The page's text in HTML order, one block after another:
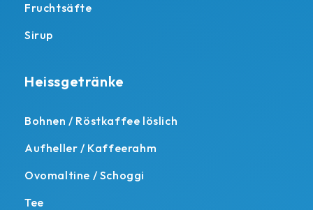
Fruchtsäfte
Sirup
Heissgetränke
Bohnen / Röstkaffee löslich
Aufheller / Kaffeerahm
Ovomaltine / Schoggi
Tee